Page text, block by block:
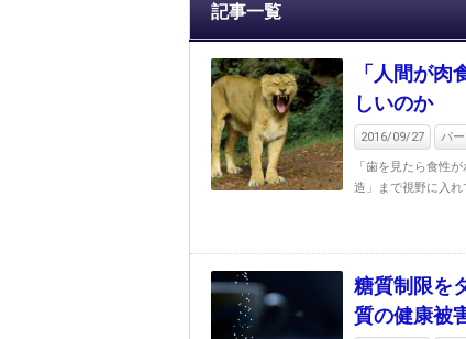
記事一覧
「人間が
しいのか
2016/09/27 パ
「歯を見たら食性
造」まで視野に入
糖質制限を
質の健康被